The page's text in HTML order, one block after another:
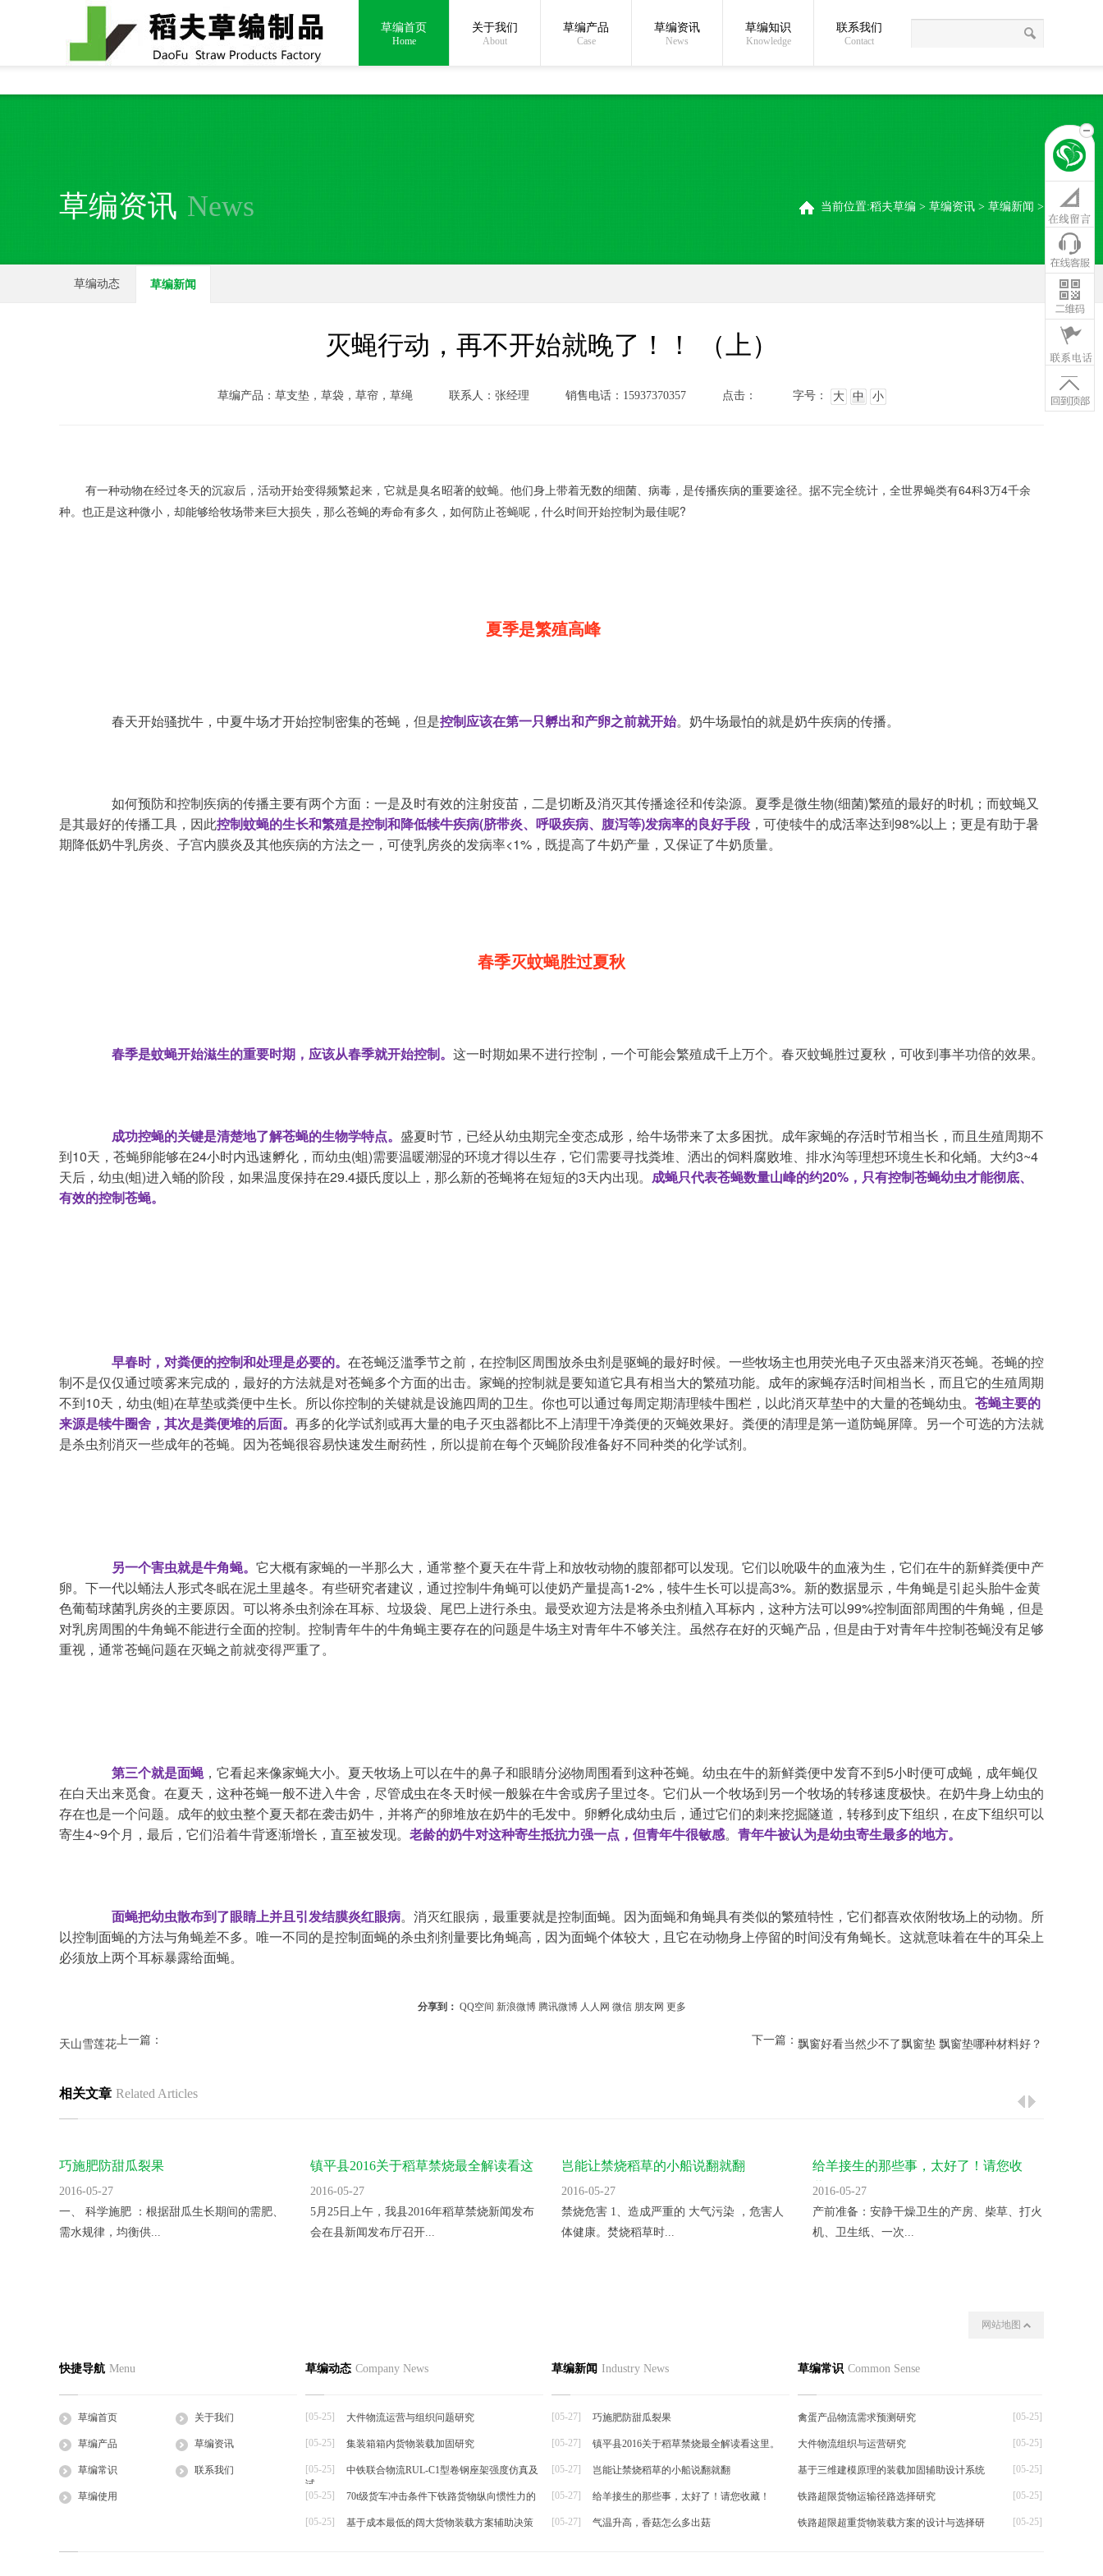
全国统一24小时销售电话：15937370357 在线沟通: 关于我们 草编常识 稻夫草编制品厂
草编首页
Home
关于我们
About
草编产品
Case
草编资讯
News
草编知识
Knowledge
联系我们
Contact
草编资讯 News 当前位置:稻夫草编 > 草编资讯 > 草编新闻 >
草编动态 草编新闻
灭蝇行动，再不开始就晚了！！ （上）
草编产品：草支垫，草袋，草帘，草绳 联系人：张经理 销售电话：15937370357 点击： 字号： 大 中 小
有一种动物在经过冬天的沉寂后，活动开始变得频繁起来，它就是臭名昭著的蚊蝇。他们身上带着无数的细菌、病毒，是传播疾病的重要途径。据不完全统计，全世界蝇类有64科3万4千余
种。也正是这种微小，却能够给牧场带来巨大损失，那么苍蝇的寿命有多久，如何防止苍蝇呢，什么时间开始控制为最佳呢?
夏季是繁殖高峰
春天开始骚扰牛，中夏牛场才开始控制密集的苍蝇，但是控制应该在第一只孵出和产卵之前就开始。奶牛场最怕的就是奶牛疾病的传播。
是其最好的传播工具，因此控制蚊蝇的生长和繁殖是控制和降低犊牛疾病(脐带炎、呼吸疾病、腹泻等)发病率的良好手段 ，可使犊牛的成活率达到98%以上；更是有助于暑
期降低奶牛乳房炎、子宫内膜炎及其他疾病的方法之一，可使乳房炎的发病率<1%，既提高了牛奶产量，又保证了牛奶质量。
春季灭蚊蝇胜过夏秋
春季是蚊蝇开始滋生的重要时期，应该从春季就开始控制。 这一时期如果不进行控制，一个可能会繁殖成千上万个。春灭蚊蝇胜过夏秋，可收到事半功倍的效果。
成功控蝇的关键是清楚地了解苍蝇的生物学特点。 盛夏时节，已经从幼虫期完全变态成形，给牛场带来了太多困扰。成年家蝇的存活时节相当长，而且生殖周期不
到10天，苍蝇卵能够在24小时内迅速孵化，而幼虫(蛆)需要温暖潮湿的环境才得以生存，它们需要寻找粪堆、洒出的饲料腐败堆、排水沟等理想环境生长和化蛹。大约3~4
天后，幼虫(蛆)进入蛹的阶段，如果温度保持在29.4摄氏度以上，那么新的苍蝇将在短短的3天内出现。 成蝇只代表苍蝇数量山峰的约20%，只有控制苍蝇幼虫才能彻底、
有效的控制苍蝇。
早春时，对粪便的控制和处理是必要的。 在苍蝇泛滥季节之前，在控制区周围放杀虫剂是驱蝇的最好时候。一些牧场主也用荧光电子灭虫器来消灭苍蝇。苍蝇的控
制不是仅仅通过喷雾来完成的，最好的方法就是对苍蝇多个方面的出击。家蝇的控制就是要知道它具有相当大的繁殖功能。成年的家蝇存活时间相当长，而且它的生殖周期
不到10天，幼虫(蛆)在草垫或粪便中生长。所以你控制的关键就是设施四周的卫生。你也可以通过每周定期清理犊牛围栏，以此消灭草垫中的大量的苍蝇幼虫。 苍蝇主要的
来源是犊牛圈舍，其次是粪便堆的后面。 再多的化学试剂或再大量的电子灭虫器都比不上清理干净粪便的灭蝇效果好。粪便的清理是第一道防蝇屏障。另一个可选的方法就
是杀虫剂消灭一些成年的苍蝇。因为苍蝇很容易快速发生耐药性，所以提前在每个灭蝇阶段准备好不同种类的化学试剂。
另一个害虫就是牛角蝇。 它大概有家蝇的一半那么大，通常整个夏天在牛背上和放牧动物的腹部都可以发现。它们以吮吸牛的血液为生，它们在牛的新鲜粪便中产
卵。下一代以蛹法人形式冬眠在泥土里越冬。有些研究者建议，通过控制牛角蝇可以使奶产量提高1-2%，犊牛生长可以提高3%。新的数据显示，牛角蝇是引起头胎牛金黄
色葡萄球菌乳房炎的主要原因。可以将杀虫剂涂在耳标、垃圾袋、尾巴上进行杀虫。最受欢迎方法是将杀虫剂植入耳标内，这种方法可以99%控制面部周围的牛角蝇，但是
对乳房周围的牛角蝇不能进行全面的控制。控制青年牛的牛角蝇主要存在的问题是牛场主对青年牛不够关注。虽然存在好的灭蝇产品，但是由于对青年牛控制苍蝇没有足够
重视，通常苍蝇问题在灭蝇之前就变得严重了。
第三个就是面蝇，它看起来像家蝇大小。夏天牧场上可以在牛的鼻子和眼睛分泌物周围看到这种苍蝇。幼虫在牛的新鲜粪便中发育不到5小时便可成蝇，成年蝇仅
在白天出来觅食。在夏天，这种苍蝇一般不进入牛舍，尽管成虫在冬天时候一般躲在牛舍或房子里过冬。它们从一个牧场到另一个牧场的转移速度极快。在奶牛身上幼虫的
存在也是一个问题。成年的蚊虫整个夏天都在袭击奶牛，并将产的卵堆放在奶牛的毛发中。卵孵化成幼虫后，通过它们的刺来挖掘隧道，转移到皮下组织，在皮下组织可以
寄生4~9个月，最后，它们沿着牛背逐渐增长，直至被发现。 老龄的奶牛对这种寄生抵抗力强一点，但青年牛很敏感。 青年牛被认为是幼虫寄生最多的地方。
面蝇把幼虫散布到了眼睛上并且引发结膜炎红眼病。消灭红眼病，最重要就是控制面蝇。因为面蝇和角蝇具有类似的繁殖特性，它们都喜欢依附牧场上的动物。所
以控制面蝇的方法与角蝇差不多。唯一不同的是控制面蝇的杀虫剂剂量要比角蝇高，因为面蝇个体较大，且它在动物身上停留的时间没有角蝇长。这就意味着在牛的耳朵上
必须放上两个耳标暴露给面蝇。
分享到： QQ空间 新浪微博 腾讯微博 人人网 微信 朋友网 更多
上一篇：
天山雪莲花 下一篇： 飘窗好看当然少不了飘窗垫 飘窗垫哪种材料好？
相关文章 Related Articles
巧施肥防甜瓜裂果
2016-05-27
一、 科学施肥 ：根据甜瓜生长期间的需肥、
需水规律，均衡供...
镇平县2016关于稻草禁烧最全解读看这
里。
2016-05-27
5月25日上午，我县2016年稻草禁烧新闻发布
会在县新闻发布厅召开...
岂能让禁烧稻草的小船说翻就翻
2016-05-27
禁烧危害 1、造成严重的 大气污染 ，危害人
体健康。焚烧稻草时...
给羊接生的那些事，太好了！请您收
藏！
2016-05-27
产前准备：安静干燥卫生的产房、柴草、打火
机、卫生纸、一次...
2016-05-27
日光温室是靠太阳的热辐射来获得热量的，夜
间的热量也主要依...
2016-05-27
一、品种选择夏秋反季节栽培香菜，宜选用耐
湿热、耐病、抗逆...
网站地图
草支垫
草棒
大棚草帘
草袋
草绳
草片
快捷导航 Menu
草编首页 关于我们
草编产品 草编资讯
草编常识 联系我们
草编使用
草编动态 Company News
[05-25] 大件物流运营与组织问题研究
[05-25] 集装箱箱内货物装载加固研究
[05-25]
中铁联合物流RUL-C1型卷钢座架强度仿真及
试
[05-25]
70t级货车冲击条件下铁路货物纵向惯性力的
[05-25] 基于成本最低的阔大货物装载方案辅助决策
草编新闻 Industry News
[05-27] 巧施肥防甜瓜裂果
[05-27] 镇平县2016关于稻草禁烧最全解读看这里。
[05-27] 岂能让禁烧稻草的小船说翻就翻
[05-27] 给羊接生的那些事，太好了！请您收藏！
[05-27] 气温升高，香菇怎么多出菇
草编常识 Common Sense
[05-25]
禽蛋产品物流需求预测研究
[05-25]
大件物流组织与运营研究
[05-25]
基于三维建模原理的装载加固辅助设计系统
[05-25]
铁路超限货物运输径路选择研究
[05-25]
铁路超限超重货物装载方案的设计与选择研